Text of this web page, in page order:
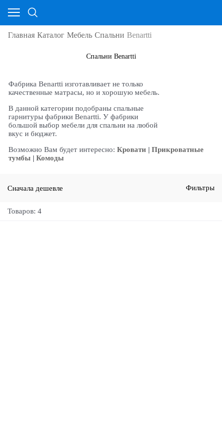
Главная Каталог Мебель Спальни Benartti
Спальни Benartti
Фабрика Benartti изготавливает не только
качественные матрасы, но и хорошую мебель.
В данной категории подобраны спальные
гарнитуры фабрики Benartti. У фабрики
большой выбор мебели для спальни на любой
вкус и бюджет.
Возможно Вам будет интересно:Кровати |Прикроватные
тумбы |Комоды
Сначала дешевле Фильтры
Товаров: 4